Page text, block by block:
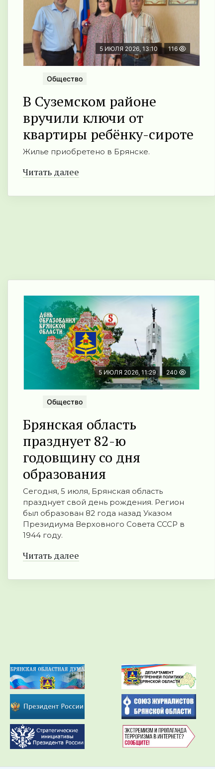
5 ИЮЛЯ 2026, 13:10 116
Общество
В Суземском районе
вручили ключи от
квартиры ребёнку-сироте
Жилье приобретено в Брянске.
Читать далее
5 ИЮЛЯ 2026, 11:29 240
Общество
Брянская область
празднует 82-ю
годовщину со дня
образования
Сегодня, 5 июля, Брянская область
празднует свой день рождения. Регион
был образован 82 года назад Указом
Президиума Верховного Совета СССР в
1944 году.
Читать далее